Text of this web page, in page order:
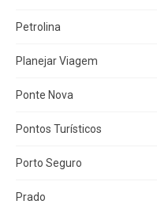
Petrolina
Planejar Viagem
Ponte Nova
Pontos Turísticos
Porto Seguro
Prado